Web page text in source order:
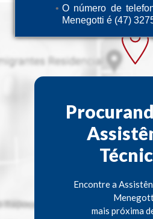
O número de
Menegotti é (47)
Encontre a
mais próxima